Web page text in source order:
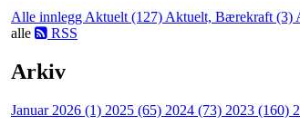
Alle innlegg Aktuelt (127) Aktuelt, Bærekraft (3)
alle
RSS
Arkiv
Januar 2026 (1) 2025 (65) 2024 (73) 2023 (160)